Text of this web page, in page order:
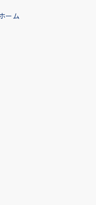
ーム